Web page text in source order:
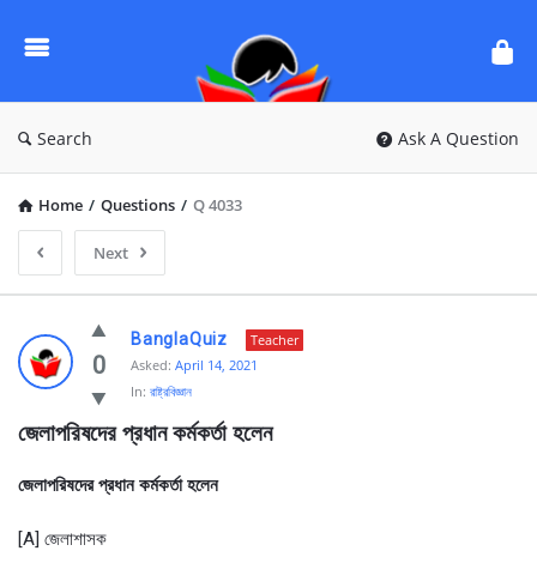
Questions
Search Ask A Question
Home / Questions / Q 4033
Next
Ask
Questions
BanglaQuiz
Latest
0
BanglaQuiz
Teacher
Asked: April 14, 2021
In: রাষ্ট্রবিজ্ঞান
জেলাপরিষদের প্রধান কর্মকর্তা হলেন
জেলাপরিষদের প্রধান কর্মকর্তা হলেন
[A] জেলাশাসক